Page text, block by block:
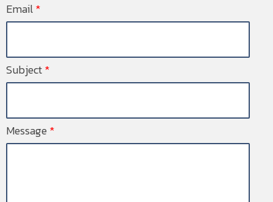
Email*
Subject*
Message*